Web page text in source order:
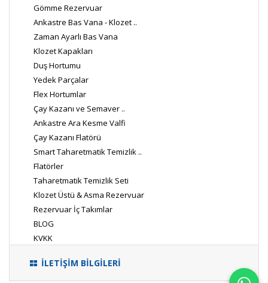
Gömme Rezervuar
Ankastre Bas Vana - Klozet ..
Zaman Ayarlı Bas Vana
Klozet Kapakları
Duş Hortumu
Yedek Parçalar
Flex Hortumlar
Çay Kazanı ve Semaver ..
Ankastre Ara Kesme Valfi
Çay Kazanı Flatörü
Smart Taharetmatik Temizlik ..
Flatörler
Taharetmatik Temizlik Seti
Klozet Üstü & Asma Rezervuar
Rezervuar İç Takımlar
BLOG
KVKK
İLETİŞİM BİLGİLERİ